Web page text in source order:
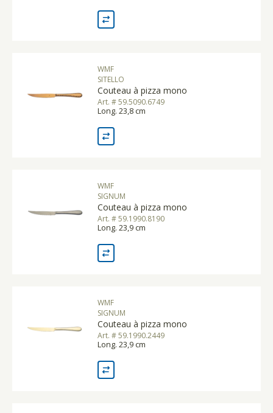
WMF
SITELLO
Couteau à pizza mono
Art. # 59.5090.6749
Long. 23,8 cm
WMF
SIGNUM
Couteau à pizza mono
Art. # 59.1990.8190
Long. 23,9 cm
WMF
SIGNUM
Couteau à pizza mono
Art. # 59.1990.2449
Long. 23,9 cm